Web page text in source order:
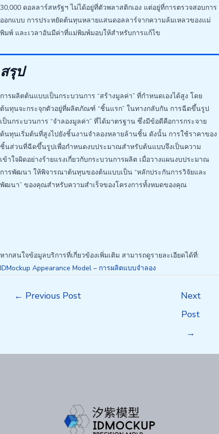
30,000 ดอลลาร์สหรัฐฯ ไม่ได้อยู่ที่ตัวพลาสติกเอง แต่อยู่ที่การตรวจสอบการ
ออกแบบ การประหยัดต้นทุนหลายแสนดอลลาร์จากความล้มเหลวของแม่
พิมพ์ และเวลาอันมีค่าที่แม่พิมพ์มอบให้สำหรับการแก้ไข
สรุป
การผลิตต้นแบบเป็นกระบวนการ “สร้างมูลค่า” ที่กำหนดเองได้สูง โดย
ต้นทุนจะกระจุกตัวอยู่ที่ผลิตภัณฑ์ “ชิ้นแรก” ในทางกลับกัน การฉีดขึ้นรูป
เป็นกระบวนการ “จำลองมูลค่า” ที่ได้มาตรฐาน ซึ่งมีข้อดีคือการกระจาย
ต้นทุนเริ่มต้นที่สูงไปยังชิ้นงานจำลองหลายล้านชิ้น ดังนั้น การใช้ราคาของ
ชิ้นส่วนที่ฉีดขึ้นรูปเพื่อกำหนดงบประมาณสำหรับต้นแบบจึงเป็นความ
เข้าใจผิดอย่างร้ายแรงเกี่ยวกับกระบวนการผลิต เมื่อวางแผนงบประมาณ
การพัฒนา ให้พิจารณาต้นทุนของต้นแบบเป็น “หลักประกันการวิจัยและ
พัฒนา” ของคุณสำหรับความสำเร็จของโครงการทั้งหมดของคุณ
หากสนใจข้อมูลบริการที่เกี่ยวข้องเพิ่มเติม สามารถดูรายละเอียดได้ที่:
IDMockup Appearance Model – การผลิตแบบจำลอง
← Previous Post
Next
Post
→